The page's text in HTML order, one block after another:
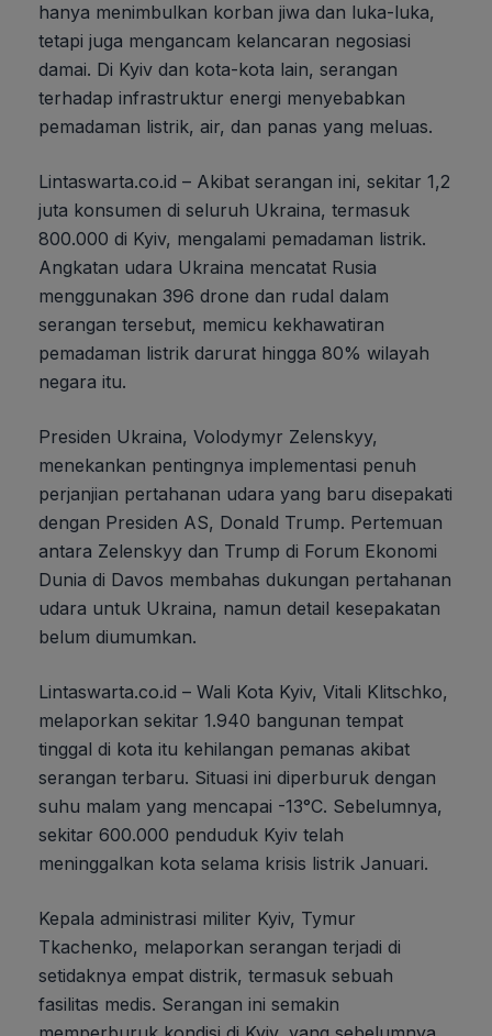
hanya menimbulkan korban jiwa dan luka-luka,
tetapi juga mengancam kelancaran negosiasi
damai. Di Kyiv dan kota-kota lain, serangan
terhadap infrastruktur energi menyebabkan
pemadaman listrik, air, dan panas yang meluas.
Lintaswarta.co.id – Akibat serangan ini, sekitar 1,2
juta konsumen di seluruh Ukraina, termasuk
800.000 di Kyiv, mengalami pemadaman listrik.
Angkatan udara Ukraina mencatat Rusia
menggunakan 396 drone dan rudal dalam
serangan tersebut, memicu kekhawatiran
pemadaman listrik darurat hingga 80% wilayah
negara itu.
Presiden Ukraina, Volodymyr Zelenskyy,
menekankan pentingnya implementasi penuh
perjanjian pertahanan udara yang baru disepakati
dengan Presiden AS, Donald Trump. Pertemuan
antara Zelenskyy dan Trump di Forum Ekonomi
Dunia di Davos membahas dukungan pertahanan
udara untuk Ukraina, namun detail kesepakatan
belum diumumkan.
Lintaswarta.co.id – Wali Kota Kyiv, Vitali Klitschko,
melaporkan sekitar 1.940 bangunan tempat
tinggal di kota itu kehilangan pemanas akibat
serangan terbaru. Situasi ini diperburuk dengan
suhu malam yang mencapai -13°C. Sebelumnya,
sekitar 600.000 penduduk Kyiv telah
meninggalkan kota selama krisis listrik Januari.
Kepala administrasi militer Kyiv, Tymur
Tkachenko, melaporkan serangan terjadi di
setidaknya empat distrik, termasuk sebuah
fasilitas medis. Serangan ini semakin